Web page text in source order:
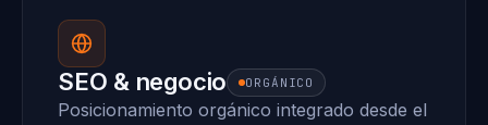
SEO & negocio ORGÁNICO
Posicionamiento orgánico integrado desde el